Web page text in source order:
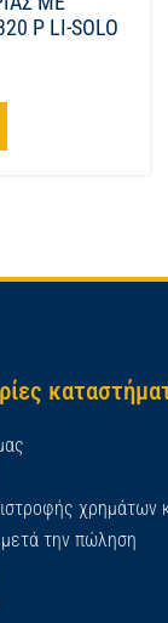
P LI-SOLO
χρημάτων
την πώληση